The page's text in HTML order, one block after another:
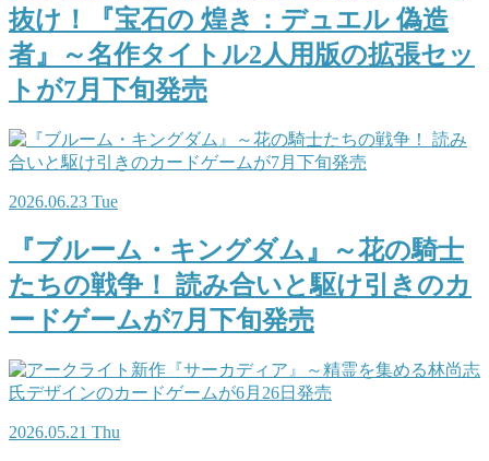
抜け！『宝石の 煌き：デュエル 偽造
者』～名作タイトル2人用版の拡張セッ
トが7月下旬発売
2026.06.23 Tue
『ブルーム・キングダム』～花の騎士
たちの戦争！ 読み合いと駆け引きのカ
ードゲームが7月下旬発売
2026.05.21 Thu